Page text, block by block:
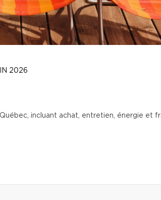
2026
incluant achat, entretien, énergie et